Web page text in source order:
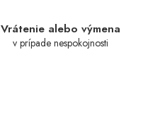
Vrátenie alebo výmena
v prípade nespokojnosti